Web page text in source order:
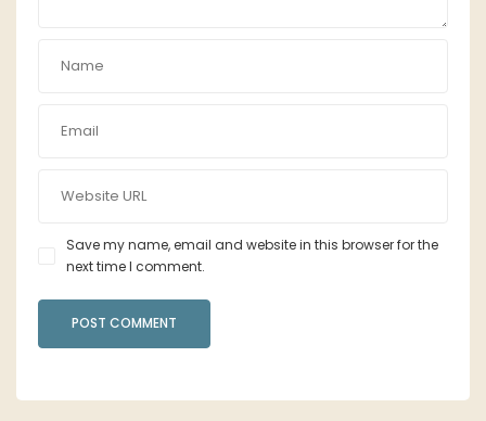
Save my name, email and website in this browser for the
next time I comment.